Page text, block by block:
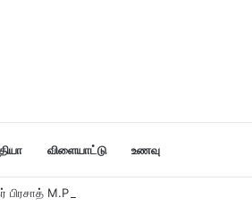
விளையாட்டு உணவு
பிரசாத் M.P பா ஜ சாடல்…